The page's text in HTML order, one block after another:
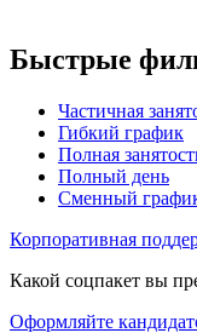
Быстрые
Частичная
Гибкий график
Полная
Полный день
Сменный
Корпоративная
Какой соцпакет вы
Оформляйте